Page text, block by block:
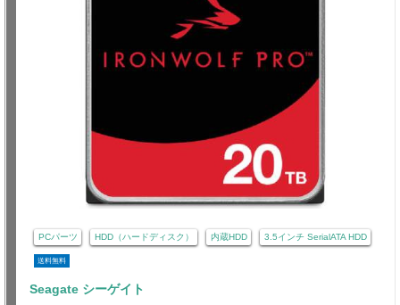
PCパーツ HDD（ハードディスク） 内蔵HDD 3.5インチ SerialATA HDD
送料無料
Seagate シーゲイト